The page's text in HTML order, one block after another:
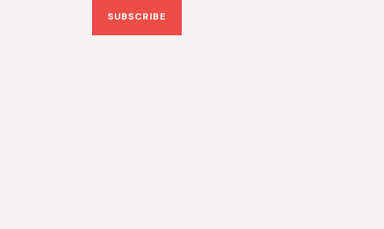
SUBSCRIBE